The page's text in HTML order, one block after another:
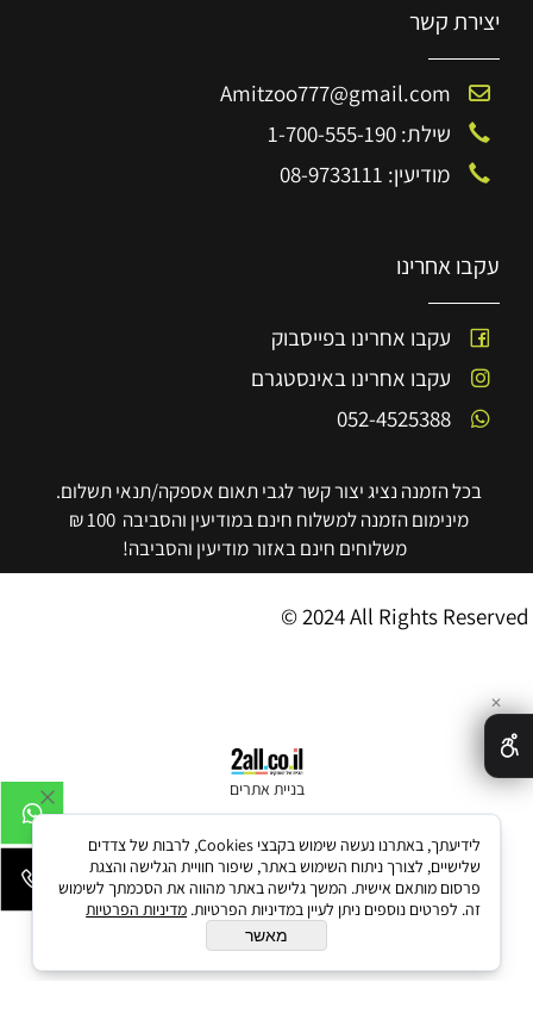
יצירת קשר
Amitzoo777@gmail.com
שילת: 1-700-555-190
מודיעין: 08-9733111
עקבו אחרינו
עקבו אחרינו בפייסבוק
עקבו אחרינו באינסטגרם
052-4525388
בכל הזמנה נציג יצור קשר לגבי תאום אספקה/תנאי תשלום.
מינימום הזמנה למשלוח חינם במודיעין והסביבה 100 ₪
משלוחים חינם באזור מודיעין והסביבה!
© 2024 All Rights Reserved
בניית אתרים
✕
לידיעתך, באתרנו נעשה שימוש בקבצי Cookies, לרבות של צדדים
שלישיים, לצורך ניתוח השימוש באתר, שיפור חוויית הגלישה והצגת
פרסום מותאם אישית. המשך גלישה באתר מהווה את הסכמתך לשימוש
זה. לפרטים נוספים ניתן לעיין במדיניות הפרטיות. מדיניות הפרטיות
מאשר